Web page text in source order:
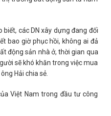
biết, các DN xây dựng đang đối
bao giờ phục hồi, không ai đả
động sản nhà ở, thời gian qua
sẽ khó khăn trong việc mua
Hải chia sẻ.
Việt Nam trong đầu tư công